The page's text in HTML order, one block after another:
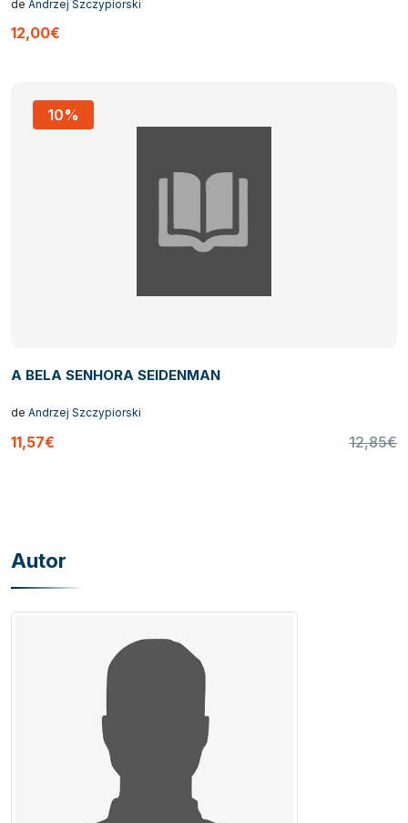
Autor
de Andrzej Szczypiorski
12,00€
10%
A BELA SENHORA SEIDENMAN
de Andrzej Szczypiorski
11,57€ 12,85€